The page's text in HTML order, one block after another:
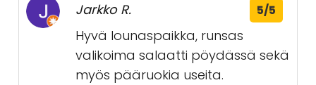
Jarkko R. 5/5
Hyvä lounaspaikka, runsas
valikoima salaatti pöydässä sekä
myös pääruokia useita.